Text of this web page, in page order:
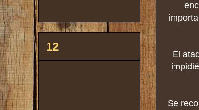
El
Se
12